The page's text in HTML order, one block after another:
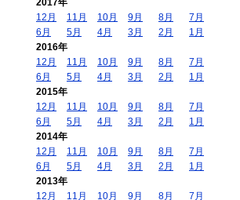
12月
11月 10月 9月 8月
7月
6月
5月 4月 3月 2月
1月
2016年
12月
11月 10月 9月 8月
7月
6月
5月 4月 3月 2月
1月
2015年
12月
11月 10月 9月 8月
7月
6月
5月 4月 3月 2月
1月
2014年
12月
11月 10月 9月 8月
7月
6月
5月 4月 3月 2月
1月
2013年
12月
11月 10月 9月 8月 7月